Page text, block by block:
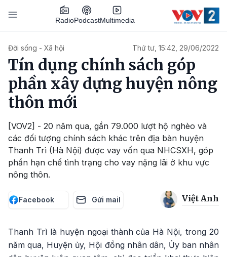
Nhảy đến nội dung
RadioPodcastMultimedia
Đời sống - Xã hội Thứ tư, 15:42, 29/06/2022
Tín dụng chính sách góp
phần xây dựng huyện nông
thôn mới
[VOV2] - 20 năm qua, gần 79.000 lượt hộ nghèo và
các đối tượng chính sách khác trên địa bàn huyện
Thanh Trì (Hà Nội) được vay vốn qua NHCSXH, góp
phần hạn chế tình trạng cho vay nặng lãi ở khu vực
nông thôn.
Facebook Gửi mail Việt Anh
Thanh Trì là huyện ngoại thành của Hà Nội, trong 20
năm qua, Huyện ủy, Hội đồng nhân dân, Ủy ban nhân